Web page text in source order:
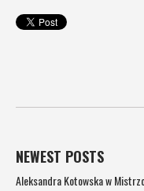
NEWEST POSTS
Aleksandra Kotowska w